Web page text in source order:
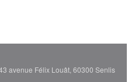
avenue Félix Louât, 60300 Senlis